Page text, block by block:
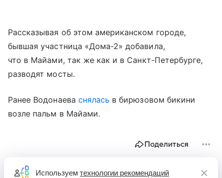
Рассказывая об этом американском городе,
бывшая участница «Дома-2» добавила,
что в Майами, так же как и в Санкт-Петербурге,
разводят мосты.
Ранее Водонаева снялась в бирюзовом бикини
возле пальм в Майами.
Поделиться
Используем технологии рекомендаций